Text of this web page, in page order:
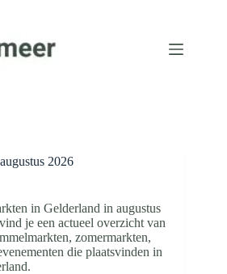
2026
in Gelderland in augustus
je een actueel overzicht van
zomermarkten,
die plaatsvinden in